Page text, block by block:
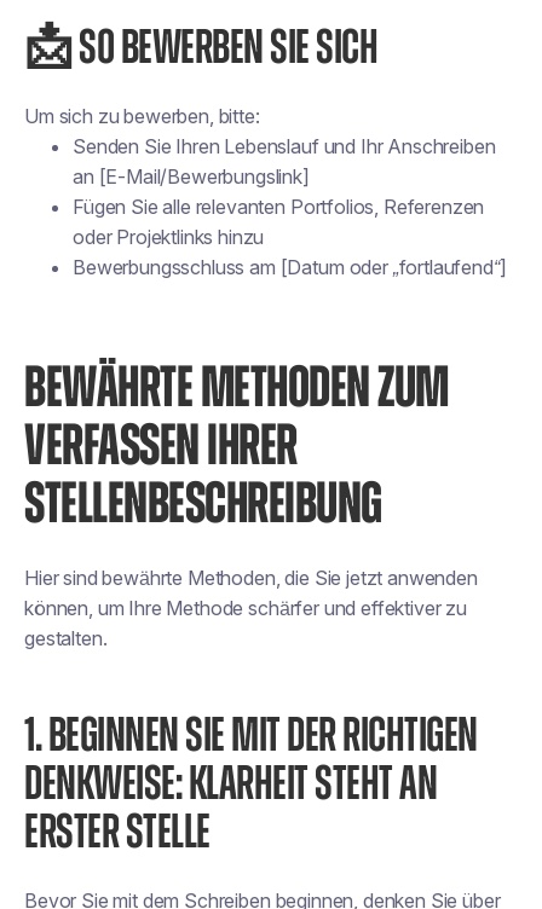
📩 SO BEWERBEN SIE SICH
Um sich zu bewerben, bitte:
Senden Sie Ihren Lebenslauf und Ihr Anschreiben
an [E-Mail/Bewerbungslink]
Fügen Sie alle relevanten Portfolios, Referenzen
oder Projektlinks hinzu
Bewerbungsschluss am [Datum oder „fortlaufend“]
BEWÄHRTE METHODEN ZUM
VERFASSEN IHRER
STELLENBESCHREIBUNG
Hier sind bewährte Methoden, die Sie jetzt anwenden
können, um Ihre Methode schärfer und effektiver zu
gestalten.
1. BEGINNEN SIE MIT DER RICHTIGEN
DENKWEISE: KLARHEIT STEHT AN
ERSTER STELLE
Bevor Sie mit dem Schreiben beginnen, denken Sie über